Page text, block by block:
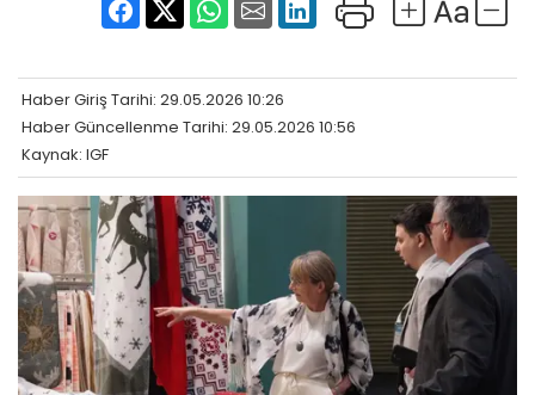
HABER
Haber Giriş Tarihi: 29.05.2026 10:26
Haber Güncellenme Tarihi: 29.05.2026 10:56
Kaynak: IGF